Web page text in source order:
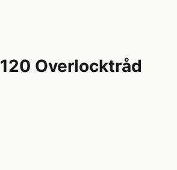
Overlocktråd